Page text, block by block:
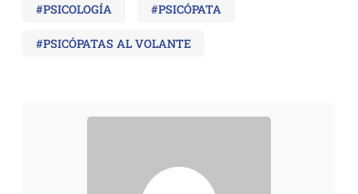
#PSICOLOGÍA #PSICÓPATA
#PSICÓPATAS AL VOLANTE